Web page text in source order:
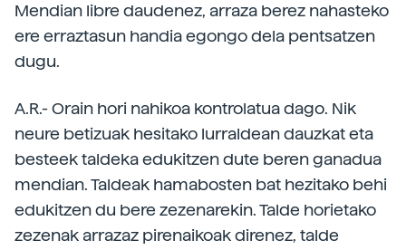
Mendian libre daudenez, arraza berez nahasteko
ere erraztasun handia egongo dela pentsatzen
dugu.
A.R.- Orain hori nahikoa kontrolatua dago. Nik
neure betizuak hesitako lurraldean dauzkat eta
besteek taldeka edukitzen dute beren ganadua
mendian. Taldeak hamabosten bat hezitako behi
edukitzen du bere zezenarekin. Talde horietako
zezenak arrazaz pirenaikoak direnez, talde